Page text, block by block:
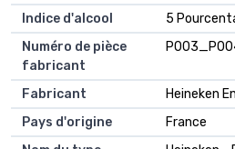
Indice d'alcool
5
Numéro de pièce
fabricant
Fabricant
Heineken
Pays d'origine
France